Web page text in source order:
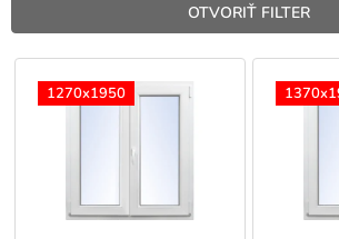
p
r
OTVORIŤ FILTER
V
1270x1950